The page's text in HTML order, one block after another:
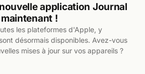
application Journal
!
les plateformes d'Apple, y
désormais disponibles. Avez-vous
mises à jour sur vos appareils ?